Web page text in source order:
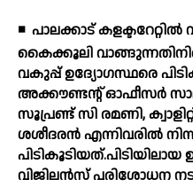
◾ പാലക്കാട്
കൈക്കൂലി
വകുപ്പ് ഉദ്യോഗസ്ഥരെ
അക്കൗണ്ടന്റ് ഓഫീസര്‍
സൂപ്രണ്ട് സി രമണി,
ശശീദരന്‍ എന്നിവരില്‍
വിജിലന്‍സ് പരിശോധന